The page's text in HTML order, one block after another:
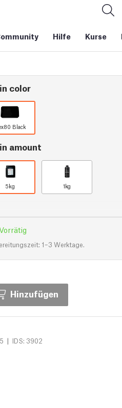
Hilfe Kurse
color
Black
amount
5kg 1kg
1–3 Werktage.
Hinzufügen
| IDS: 3902